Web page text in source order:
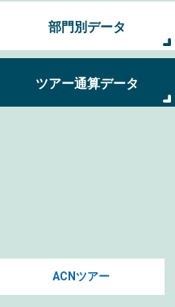
部門別データ
ツアー通算データ
ACNツアー